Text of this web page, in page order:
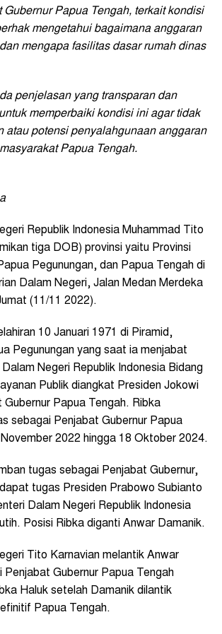
Gubernur Papua Tengah, terkait kondisi
mengetahui bagaimana anggaran
mengapa fasilitas dasar rumah dinas
penjelasan yang transparan dan
memperbaiki kondisi ini agar tidak
atau potensi penyalahgunaan anggaran
Papua Tengah.
Republik Indonesia Muhammad Tito
tiga DOB) provinsi yaitu Provinsi
Pegunungan, dan Papua Tengah di
Dalam Negeri, Jalan Medan Merdeka
(11/11 2022).
10 Januari 1971 di Piramid,
Pegunungan yang saat ia menjabat
Negeri Republik Indonesia Bidang
Publik diangkat Presiden Jokowi
Gubernur Papua Tengah. Ribka
sebagai Penjabat Gubernur Papua
November 2022 hingga 18 Oktober 2024.
tugas sebagai Penjabat Gubernur,
tugas Presiden Prabowo Subianto
Dalam Negeri Republik Indonesia
Posisi Ribka diganti Anwar Damanik.
Tito Karnavian melantik Anwar
Penjabat Gubernur Papua Tengah
Haluk setelah Damanik dilantik
Papua Tengah.